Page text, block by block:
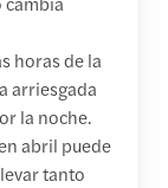
horas de la
arriesgada
la noche.
abril puede
tanto